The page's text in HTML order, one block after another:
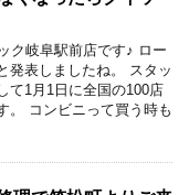
ク岐阜駅前店です♪ ロー
発表しましたね。 スタッ
て1月1日に全国の100店
。 コンビニって買う時も